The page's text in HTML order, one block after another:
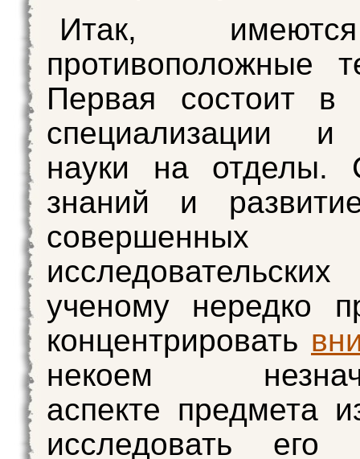
Итак,
противоположные
Первая состоит в
специализации и
науки на отделы.
знаний и
совершенных
ученому нередко
концентрировать
некоем
аспекте предмета
исследовать